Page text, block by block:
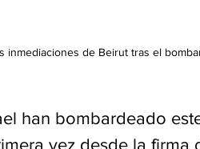
han bombardeado
vez desde la firma